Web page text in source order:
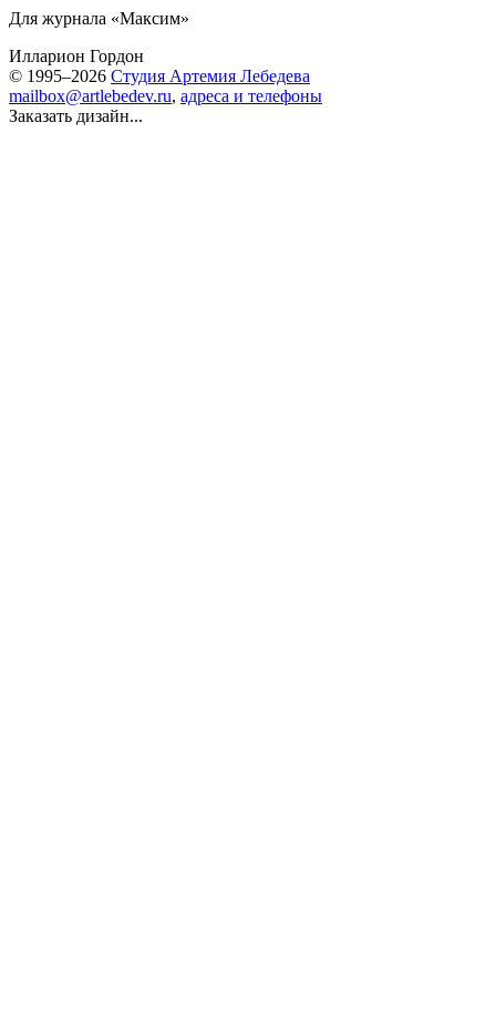
Для журнала «Максим»
Илларион Гордон
© 1995–2026 Студия Артемия Лебедева
mailbox@artlebedev.ru, адреса и телефоны
Заказать дизайн...